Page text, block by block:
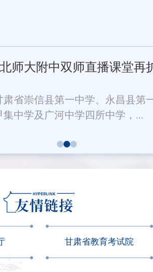
师大附中双师直播课堂再
肃省崇信县第一中学、永昌县第
中学及广河中学四所中学，...
甘肃省教育考试院